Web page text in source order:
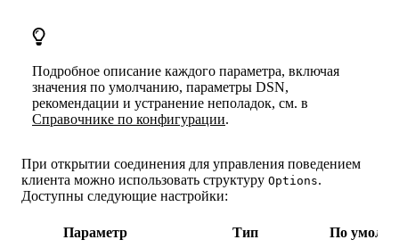
Подробное описание каждого параметра, включая
значения по умолчанию, параметры DSN,
рекомендации и устранение неполадок, см. в
Справочнике по конфигурации.
При открытии соединения для управления поведением
клиента можно использовать структуру Options.
Доступны следующие настройки:
Параметр Тип По